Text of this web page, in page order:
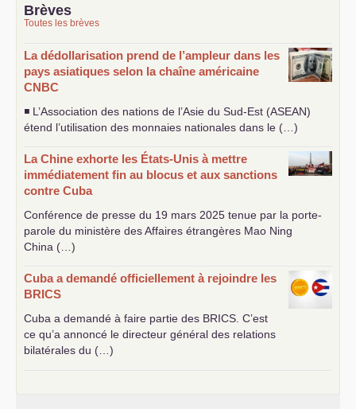
Brèves
Toutes les brèves
La dédollarisation prend de l’ampleur dans les
pays asiatiques selon la chaîne américaine
CNBC
◾ L’Association des nations de l’Asie du Sud-Est (ASEAN)
étend l’utilisation des monnaies nationales dans le (…)
La Chine exhorte les États-Unis à mettre
immédiatement fin au blocus et aux sanctions
contre Cuba
Conférence de presse du 19 mars 2025 tenue par la porte-
parole du ministère des Affaires étrangères Mao Ning
China (…)
Cuba a demandé officiellement à rejoindre les
BRICS
Cuba a demandé à faire partie des BRICS . C’est
ce qu’a annoncé le directeur général des relations
bilatérales du (…)